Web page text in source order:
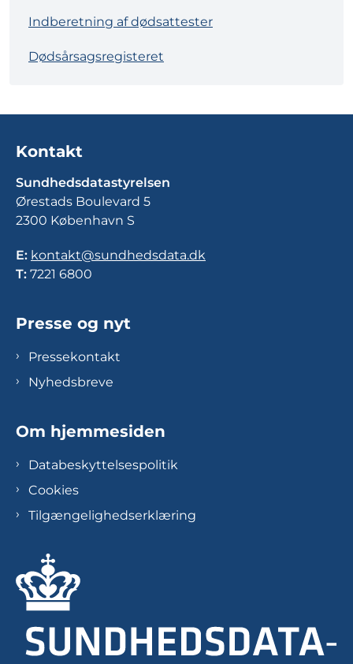
Indberetning af dødsattester
Dødsårsagsregisteret
Kontakt
Sundhedsdatastyrelsen
Ørestads Boulevard 5
2300 København S
E: kontakt@sundhedsdata.dk
T: 7221 6800
Presse og nyt
Pressekontakt
Nyhedsbreve
Om hjemmesiden
Databeskyttelsespolitik
Cookies
Tilgængelighedserklæring